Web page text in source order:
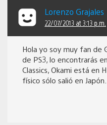
Lorenzo Grajales
22/07/2013 at 3:13 p.m.
Hola yo soy muy fan de
de PS3, lo encontrarás
Classics, Okami está en
físico sólo salió en Japón.